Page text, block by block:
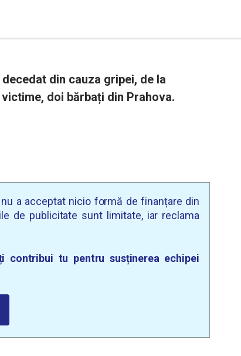
din cauza gripei, de la
doi bărbați din Prahova.
a acceptat nicio formă de finanțare din
de publicitate sunt limitate, iar reclama
contribui tu pentru susținerea echipei